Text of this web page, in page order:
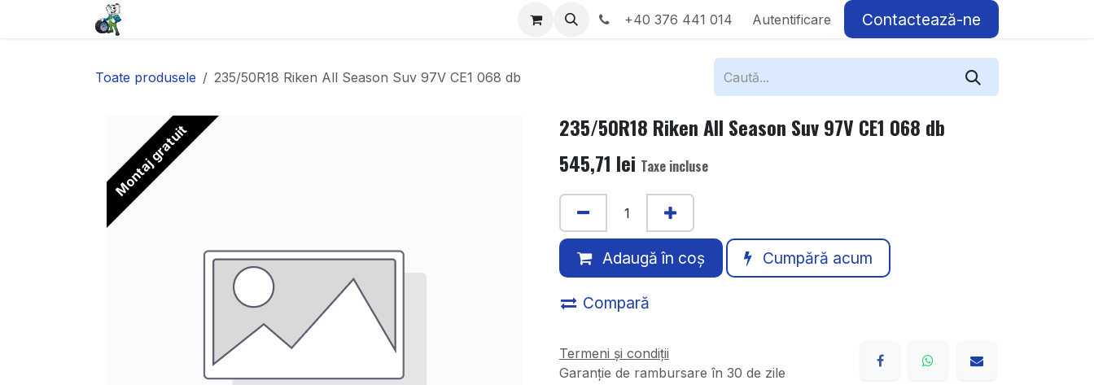
Sari la conținut +40 376 441 014 Autentificare Contactează-ne
Toate produsele 235/50R18 Riken All Season Suv 97V CE1 068 db
Montaj gratuit
235/50R18 Riken All Season Suv 97V CE1 068 db
545,71 lei Taxe incluse
Adaugă în coș Cumpără acum
Compară
Termeni și condiții
Garanție de rambursare în 30 de zile